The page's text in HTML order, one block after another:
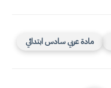
مادة عربي سادس ابتدائي